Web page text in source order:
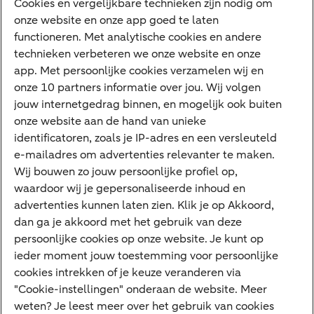
VraagHugo
Corporate Finance
Tikkie zakelijk
Cyber Veilig & Zeker
Private Banking
Interessant
Sectoren & trends
Ondernemersverhalen
Valutacentrum
Alles over PSD2
Business Community
Cookies en vergelijkbare technieken zijn nodig om
onze website en onze app goed te laten
functioneren. Met analytische cookies en andere
technieken verbeteren we onze website en onze
app. Met persoonlijke cookies verzamelen wij en
onze 10 partners informatie over jou. Wij volgen
jouw internetgedrag binnen, en mogelijk ook buiten
onze website aan de hand van unieke
identificatoren, zoals je IP-adres en een versleuteld
e-mailadres om advertenties relevanter te maken.
Wij bouwen zo jouw persoonlijke profiel op,
waardoor wij je gepersonaliseerde inhoud en
advertenties kunnen laten zien. Klik je op Akkoord,
dan ga je akkoord met het gebruik van deze
persoonlijke cookies op onze website. Je kunt op
ieder moment jouw toestemming voor persoonlijke
cookies intrekken of je keuze veranderen via
"Cookie-instellingen" onderaan de website. Meer
weten? Je leest meer over het gebruik van cookies